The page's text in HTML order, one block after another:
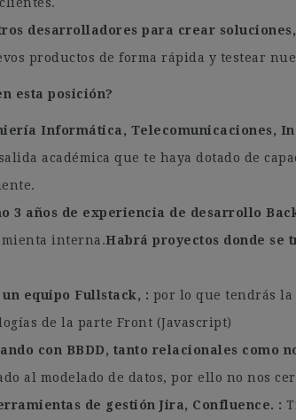
desarrolladores para crear
productos de forma rápida y testear
esta posición?
Informática, Telecomunicaciones,
académica que te haya dotado de
3 años de experiencia de desarrollo
interna.Habrá proyectos donde se
equipo Fullstack,
por lo que tendrás
de la parte Front (Javascript)
con BBDD, tanto relacionales como
al modelado de datos, por ello no nos
de gestión Jira, Confluence.